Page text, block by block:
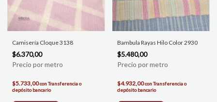
Camisería Cloque 3138
$6.370,00
$5.733,00conTransferencia o
depósito bancario
Bambula Rayas Hilo Color 2930
$5.480,00
$4.932,00conTransferencia o
depósito bancario